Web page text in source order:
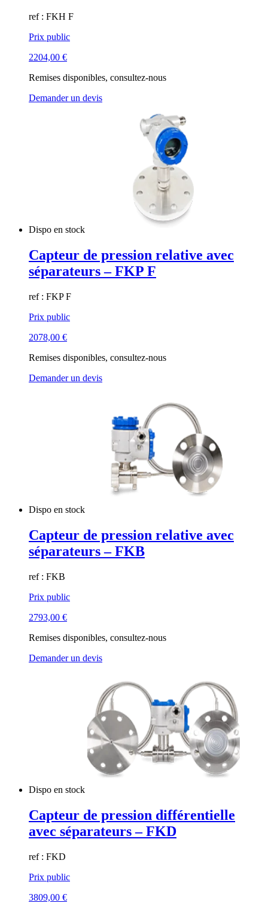
ref : FKH F
Prix public
2204,00 €
Remises disponibles, consultez-nous
Demander un devis
Dispo en stock
Capteur de pression relative avec
séparateurs – FKP F
ref : FKP F
Prix public
2078,00 €
Remises disponibles, consultez-nous
Demander un devis
Dispo en stock
Capteur de pression relative avec
séparateurs – FKB
ref : FKB
Prix public
2793,00 €
Remises disponibles, consultez-nous
Demander un devis
Dispo en stock
Capteur de pression différentielle
avec séparateurs – FKD
ref : FKD
Prix public
3809,00 €